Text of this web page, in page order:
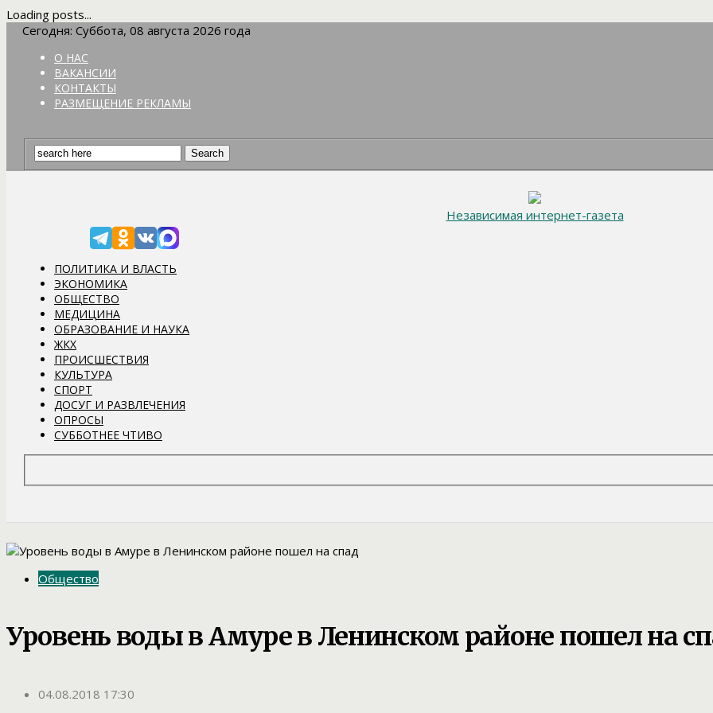
Loading posts...
Сегодня: Суббота, 08 августа 2026 года
О НАС
ВАКАНСИИ
КОНТАКТЫ
РАЗМЕЩЕНИЕ РЕКЛАМЫ
Независимая интернет-газета
ПОЛИТИКА И ВЛАСТЬ
ЭКОНОМИКА
ОБЩЕСТВО
МЕДИЦИНА
ОБРАЗОВАНИЕ И НАУКА
ЖКХ
ПРОИСШЕСТВИЯ
КУЛЬТУРА
СПОРТ
ДОСУГ И РАЗВЛЕЧЕНИЯ
ОПРОСЫ
СУББОТНЕЕ ЧТИВО
Общество
Уровень воды в Амуре в Ленинском районе пошел на
04.08.2018 17:30